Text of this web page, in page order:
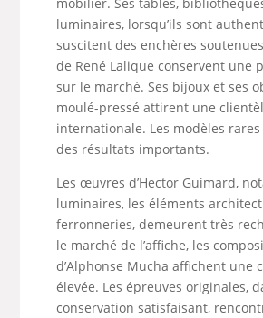
luminaires, lorsqu’ils sont
suscitent des enchères
de René Lalique conservent une
sur le marché. Ses bijoux et ses
moulé-pressé attirent une
internationale. Les modèles
des résultats importants.
Les œuvres d’Hector Guimard,
luminaires, les éléments
ferronneries, demeurent très
le marché de l’affiche, les
d’Alphonse Mucha affichent une
élevée. Les épreuves originales,
conservation satisfaisant,